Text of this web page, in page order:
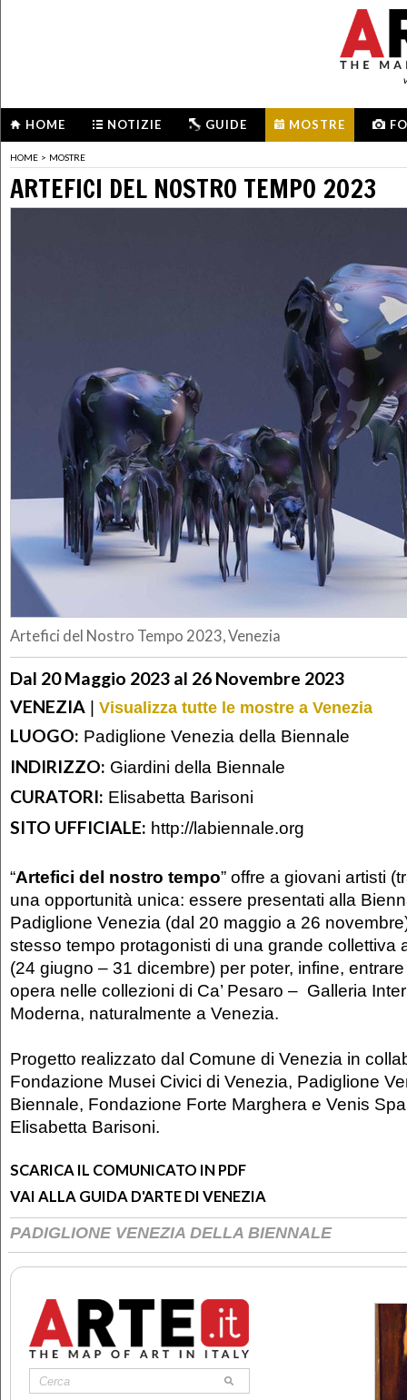
HOME NOTIZIE GUIDE MOSTRE
HOME > MOSTRE
ARTEFICI DEL NOSTRO TEMPO 2023
Artefici del Nostro Tempo 2023, Venezia
Dal 20 Maggio 2023 al 26 Novembre 2023
VENEZIA | Visualizza tutte le mostre a Venezia
LUOGO: Padiglione Venezia della Biennale
INDIRIZZO: Giardini della Biennale
CURATORI: Elisabetta Barisoni
SITO UFFICIALE: http://labiennale.org
“Artefici del nostro tempo” offre a giovani artisti
una opportunità unica: essere presentati alla
Padiglione Venezia (dal 20 maggio a 26
stesso tempo protagonisti di una grande collettiva
(24 giugno – 31 dicembre) per poter, infine,
opera nelle collezioni di Ca’ Pesaro – Galleria
Moderna, naturalmente a Venezia.
Progetto realizzato dal Comune di Venezia in
Fondazione Musei Civici di Venezia, Padiglione
Biennale, Fondazione Forte Marghera e Venis
Elisabetta Barisoni.
SCARICA IL COMUNICATO IN PDF
VAI ALLA GUIDA D'ARTE DI VENEZIA
PADIGLIONE VENEZIA DELLA BIENNALE